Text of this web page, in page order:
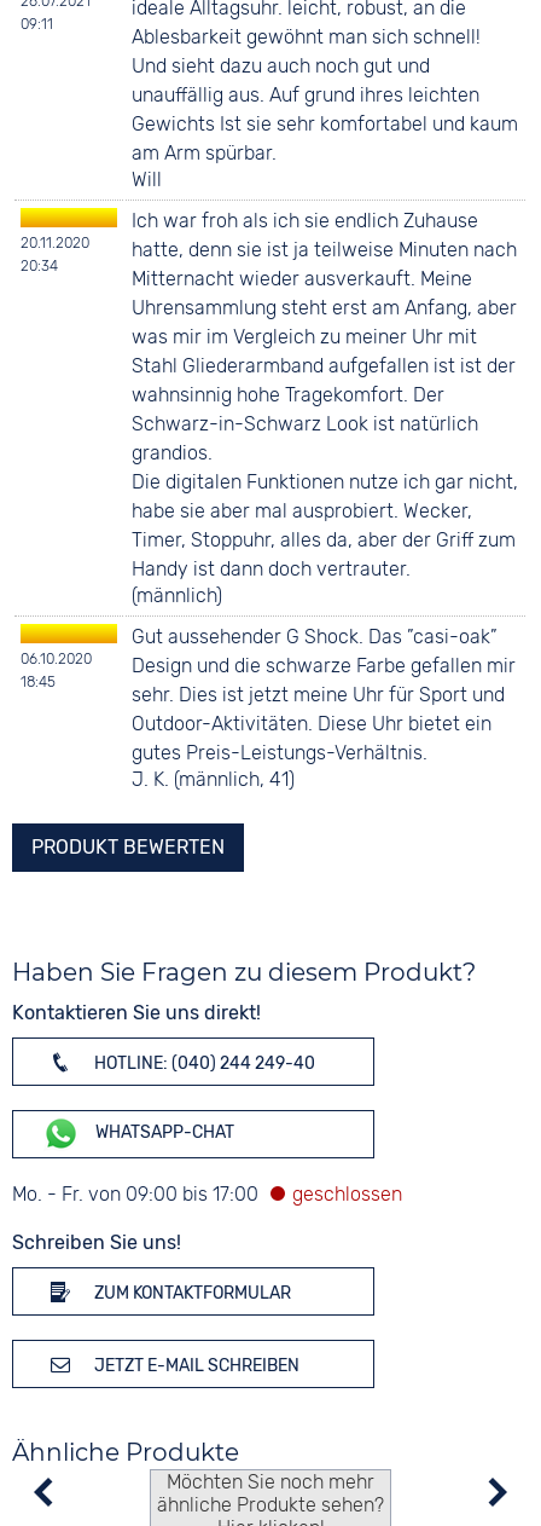
09:11
ideale Alltagsuhr. leicht, robust, an die
Ablesbarkeit gewöhnt man sich schnell!
Und sieht dazu auch noch gut und
unauffällig aus. Auf grund ihres leichten
Gewichts Ist sie sehr komfortabel und kaum
am Arm spürbar.
Will
20.11.2020
20:34
Ich war froh als ich sie endlich Zuhause
hatte, denn sie ist ja teilweise Minuten nach
Mitternacht wieder ausverkauft. Meine
Uhrensammlung steht erst am Anfang, aber
was mir im Vergleich zu meiner Uhr mit
Stahl Gliederarmband aufgefallen ist ist der
wahnsinnig hohe Tragekomfort. Der
Schwarz-in-Schwarz Look ist natürlich
grandios.
Die digitalen Funktionen nutze ich gar nicht,
habe sie aber mal ausprobiert. Wecker,
Timer, Stoppuhr, alles da, aber der Griff zum
Handy ist dann doch vertrauter.
(männlich)
06.10.2020
18:45
Gut aussehender G Shock. Das ”casi-oak”
Design und die schwarze Farbe gefallen mir
sehr. Dies ist jetzt meine Uhr für Sport und
Outdoor-Aktivitäten. Diese Uhr bietet ein
gutes Preis-Leistungs-Verhältnis.
J. K. (männlich, 41)
PRODUKT BEWERTEN
Haben Sie Fragen zu diesem Produkt?
Kontaktieren Sie uns direkt!
HOTLINE: (040) 244 249-40
WHATSAPP-CHAT
Mo. - Fr. von 09:00 bis 17:00
Schreiben Sie uns!
ZUM KONTAKTFORMULAR
JETZT E-MAIL SCHREIBEN
Ähnliche Produkte
Möchten Sie noch mehr
ähnliche Produkte sehen?